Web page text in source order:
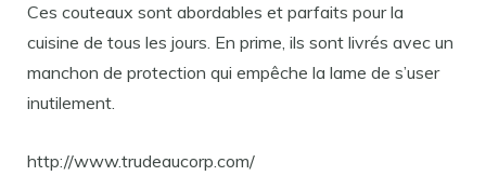
Ces couteaux sont abordables et parfaits pour la
cuisine de tous les jours. En prime, ils sont livrés avec un
manchon de protection qui empêche la lame de s’user
inutilement.
http://www.trudeaucorp.com/